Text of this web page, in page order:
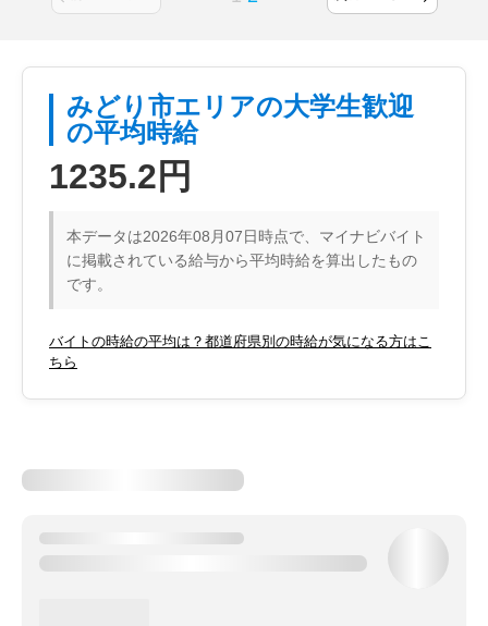
みどり市エリアの大学生歓迎
の平均時給
1235.2円
本データは2026年08月07日時点で、マイナビバイト
に掲載されている給与から平均時給を算出したもの
です。
バイトの時給の平均は？都道府県別の時給が気になる方はこ
ちら